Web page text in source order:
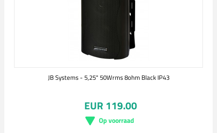
JB Systems - 5,25" 50Wrms 8ohm Black IP43
EUR 119.00
Op voorraad